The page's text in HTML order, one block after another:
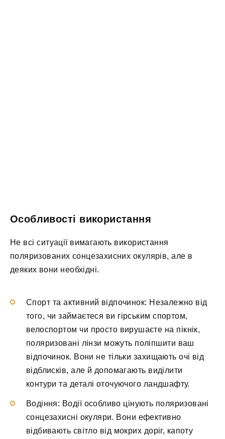
Особливості використання
Не всі ситуації вимагають використання
поляризованих сонцезахисних окулярів, але в
деяких вони необхідні.
Спорт та активний відпочинок: Незалежно від
того, чи займаєтеся ви гірським спортом,
велоспортом чи просто вирушаєте на пікнік,
поляризовані лінзи можуть поліпшити ваш
відпочинок. Вони не тільки захищають очі від
відблисків, але й допомагають виділити
контури та деталі оточуючого ландшафту.
Водіння: Водії особливо цінують поляризовані
сонцезахисні окуляри. Вони ефективно
відбивають світло від мокрих доріг, капоту